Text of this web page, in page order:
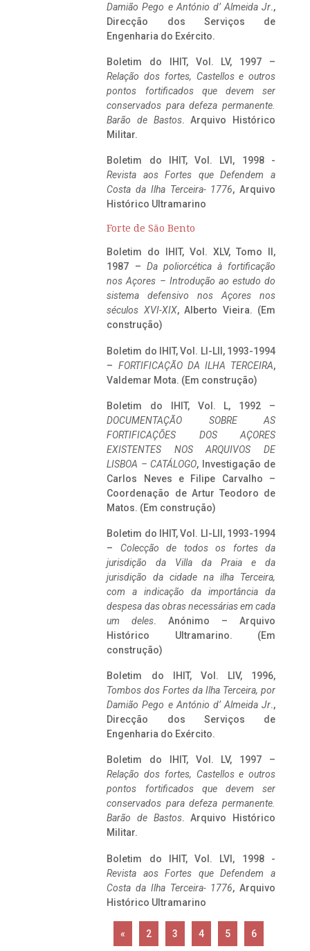
Damião Pego e António d’ Almeida Jr.,
Direcção dos Serviços de
Engenharia do Exército.
Boletim do IHIT, Vol. LV, 1997 –
Relação dos fortes, Castellos e outros
pontos fortificados que devem ser
conservados para defeza permanente.
Barão de Bastos. Arquivo Histórico
Militar.
Boletim do IHIT, Vol. LVI, 1998 -
Revista aos Fortes que Defendem a
Costa da Ilha Terceira- 1776, Arquivo
Histórico Ultramarino
Forte de São Bento
Boletim do IHIT, Vol. XLV, Tomo II,
1987 – Da poliorcética à fortificação
nos Açores – Introdução ao estudo do
sistema defensivo nos Açores nos
séculos XVI-XIX, Alberto Vieira. (Em
construção)
Boletim do IHIT, Vol. LI-LII, 1993-1994
– FORTIFICAÇÃO DA ILHA TERCEIRA,
Valdemar Mota. (Em construção)
Boletim do IHIT, Vol. L, 1992 –
DOCUMENTAÇÃO SOBRE AS
FORTIFICAÇÕES DOS AÇORES
EXISTENTES NOS ARQUIVOS DE
LISBOA – CATÁLOGO, Investigação de
Carlos Neves e Filipe Carvalho –
Coordenação de Artur Teodoro de
Matos. (Em construção)
Boletim do IHIT, Vol. LI-LII, 1993-1994
– Colecção de todos os fortes da
jurisdição da Villa da Praia e da
jurisdição da cidade na ilha Terceira,
com a indicação da importância da
despesa das obras necessárias em cada
um deles. Anónimo – Arquivo
Histórico Ultramarino. (Em
construção)
Boletim do IHIT, Vol. LIV, 1996,
Tombos dos Fortes da Ilha Terceira, por
Damião Pego e António d’ Almeida Jr.,
Direcção dos Serviços de
Engenharia do Exército.
Boletim do IHIT, Vol. LV, 1997 –
Relação dos fortes, Castellos e outros
pontos fortificados que devem ser
conservados para defeza permanente.
Barão de Bastos. Arquivo Histórico
Militar.
Boletim do IHIT, Vol. LVI, 1998 -
Revista aos Fortes que Defendem a
Costa da Ilha Terceira- 1776, Arquivo
Histórico Ultramarino
« 2 3 4 5 6